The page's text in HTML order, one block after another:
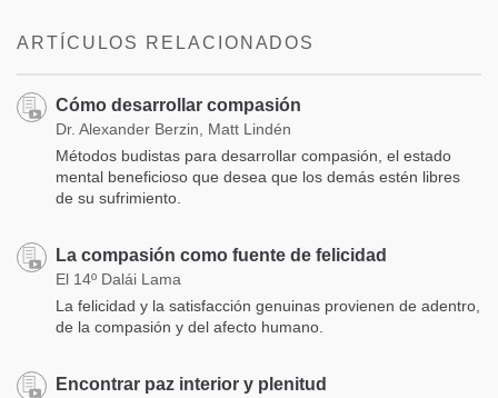
ARTÍCULOS RELACIONADOS
Cómo desarrollar compasión
Dr. Alexander Berzin, Matt Lindén
Métodos budistas para desarrollar compasión, el estado
mental beneficioso que desea que los demás estén libres
de su sufrimiento.
La compasión como fuente de felicidad
El 14º Dalái Lama
La felicidad y la satisfacción genuinas provienen de adentro,
de la compasión y del afecto humano.
Encontrar paz interior y plenitud